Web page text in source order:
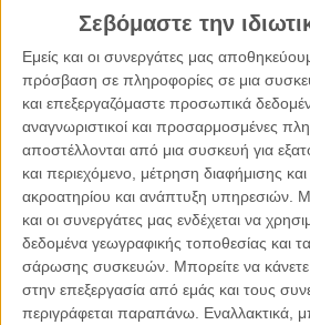
Σεβόμαστε την
Εμείς και οι συνεργάτες μας
πρόσβαση σε πληροφορίες σε μια
και επεξεργαζόμαστε προσωπικά
αναγνωριστικοί και προσαρμοσμένες
αποστέλλονται από μια συσκευή για
και περιεχόμενο, μέτρηση διαφήμισης
ακροατηρίου και ανάπτυξη υπηρεσιών.
και οι συνεργάτες μας ενδέχεται να
δεδομένα γεωγραφικής τοποθεσίας και
σάρωσης συσκευών. Μπορείτε να κάνετε
στην επεξεργασία από εμάς και τους
περιγράφεται παραπάνω. Εναλλακτικά,
Οι ειδικοί στην αρχή επεσήμαναν πως
κολλάει, είναι σαν τα μέσα
προληπτικούς λόγους παραμένουν
ενδεχόμενο να ανοίξουν με ασφάλεια
το Πάσχα. Η τηλεκπαίδευση εξάλλου
επιτυχημένη διαδικασία, δεν εγείρει
προβληματισμούς και όλα βαίνουν
Το αν μια ολόκληρη γενιά θα
εκπαιδευτικά , δεν είναι κάτι που θα
Θα αποτελέσει μία μικρή παράγραφο
θα την μαθαίνουν απέξω για να
της τρίτης λυκείου του έτους 2080 ,